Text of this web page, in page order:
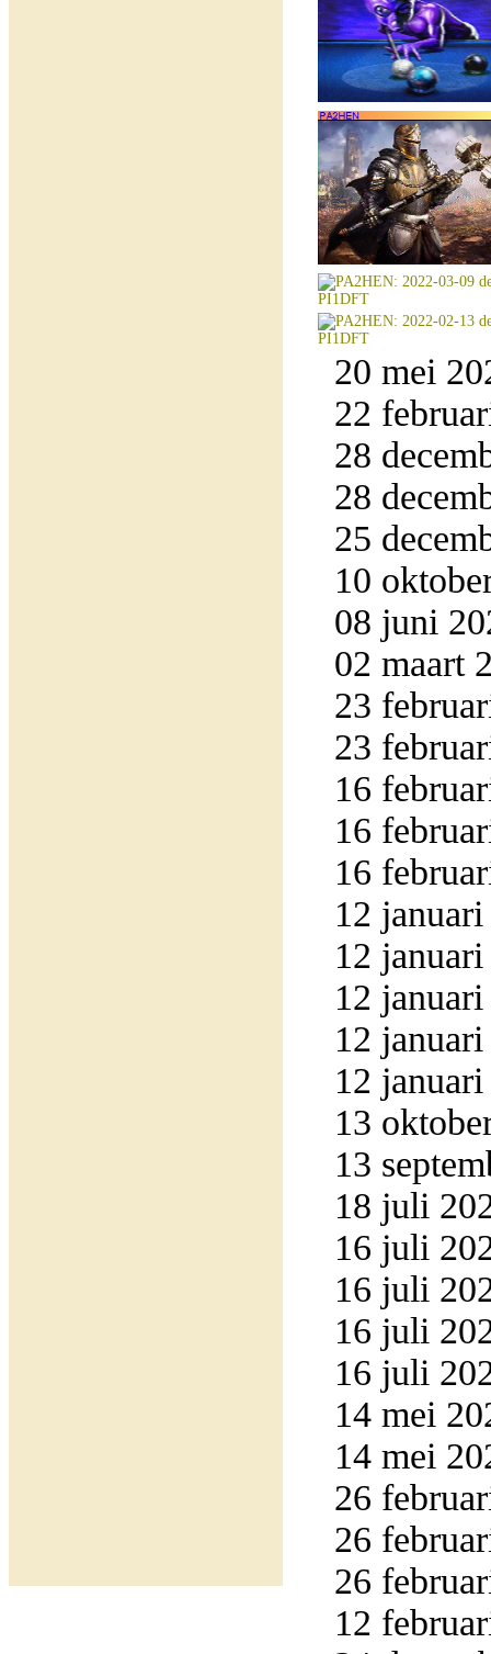
20 mei
22
28
28
25
10
08 juni
02 maart
23
23
16
16
16
12
12
12
12
12
13
13
18 juli
16 juli
16 juli
16 juli
16 juli
14 mei
14 mei
26
26
26
12